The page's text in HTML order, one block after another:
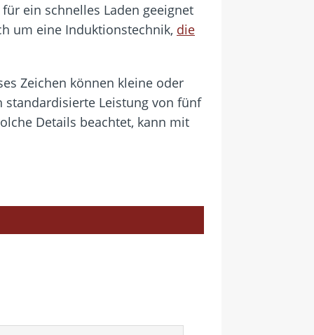
ein schnelles Laden geeignet
um eine Induktionstechnik, die
Zeichen können kleine oder
standardisierte Leistung von fünf
Details beachtet, kann mit